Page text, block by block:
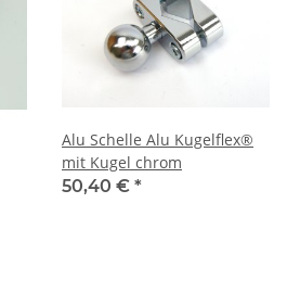
Alu Schelle Alu Kugelflex®
mit Kugel chrom
50,40 € *